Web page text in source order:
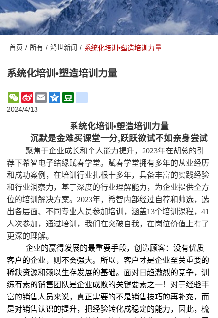
首页 / 所有 / 鸿世新闻 / 系统化培训•塑造培训力量
系统化培训•塑造培训力量
WeChat
Sina
Weibo
Email Qzone
2024/4/13
系统化培训•塑造培训力量
沉默是金难买课堂一分,跃跃欲试不如亲身尝试
聚焦于企业成长和个人能力提升， 2023年在胡总的引
荐下希智电子结缘赋春学堂。赋春学堂拥有多年的从业经历
和成功案例，在培训行业扎根十多年，具备丰富的实践经验
和行业洞察力，基于深度的行业理解能力，为企业提供全方
位的培训解决方案。 2023年，希智内部经过自荐和帅选，选
出各层面、不同专业人员参加培训，涵盖13个培训课程，41
人次参加，通过培训，我们在突破自我，在岗位价值上有了
更深的理解。
企业的赢得发展的最重要手段，创造顾客：没有优质
客户的企业，则不会强大。所以，客户才是企业至关重要的
稀缺资源和赖以生存发展的基础。面对日趋激烈的竞争，训
练有素的销售团队是企业成败的关键要素之一！对于经验丰
富的销售人员来说，真正需要的不是销售技巧的再补充，而
是对销售认识的提升，把经验转化成稳定的能力，因此，梳